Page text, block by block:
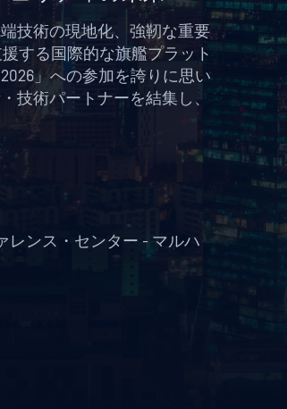
技術の現地化、強靭な重要
する国際的な旗艦プラット
」への参加を誇りに思い
技術パートナーを結集し、
レンス・センター - マルハ